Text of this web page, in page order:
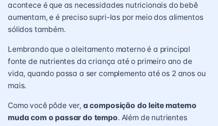
acontece é que as necessidades nutricionais do bebê
aumentam, e é preciso supri-las por meio dos alimentos
sólidostambém.
Lembrando que o aleitamento materno é a principal
fonte de nutrientes da criança até o primeiro ano de
vida, quando passa a ser complemento até os 2 anos ou
mais.
Como você pôde ver, a composição do leite materno
muda com o passar do tempo. Além de nutrientes